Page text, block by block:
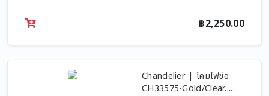
฿2,250.00
Chandelier | โคมไฟช่อ
CH33575-Gold/Clear.....